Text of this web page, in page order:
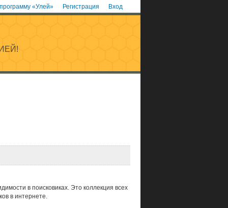
«Улей» Регистрация Вход
в поисковиках. Это коллекция всех
в интернете.